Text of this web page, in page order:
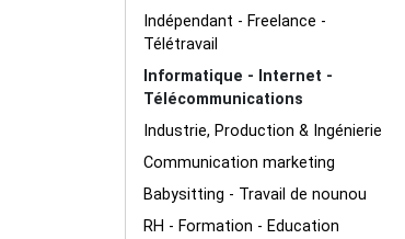
Indépendant - Freelance -
Télétravail
Informatique - Internet -
Télécommunications
Industrie, Production & Ingénierie
Communication marketing
Babysitting - Travail de nounou
RH - Formation - Education